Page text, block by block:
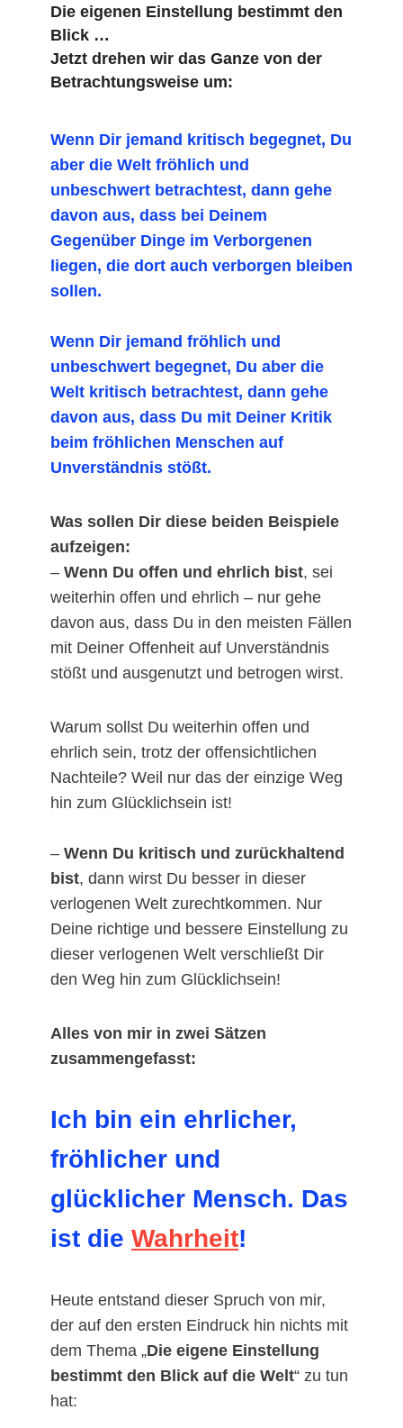
Die eigenen Einstellung bestimmt den
Blick …
Jetzt drehen wir das Ganze von der
Betrachtungsweise um:
Wenn Dir jemand kritisch begegnet, Du
aber die Welt fröhlich und
unbeschwert betrachtest, dann gehe
davon aus, dass bei Deinem
Gegenüber Dinge im Verborgenen
liegen, die dort auch verborgen bleiben
sollen.
Wenn Dir jemand fröhlich und
unbeschwert begegnet, Du aber die
Welt kritisch betrachtest, dann gehe
davon aus, dass Du mit Deiner Kritik
beim fröhlichen Menschen auf
Unverständnis stößt.
Was sollen Dir diese beiden Beispiele
aufzeigen:
– Wenn Du offen und ehrlich bist, sei
weiterhin offen und ehrlich – nur gehe
davon aus, dass Du in den meisten Fällen
mit Deiner Offenheit auf Unverständnis
stößt und ausgenutzt und betrogen wirst.
Warum sollst Du weiterhin offen und
ehrlich sein, trotz der offensichtlichen
Nachteile? Weil nur das der einzige Weg
hin zum Glücklichsein ist!
– Wenn Du kritisch und zurückhaltend
bist, dann wirst Du besser in dieser
verlogenen Welt zurechtkommen. Nur
Deine richtige und bessere Einstellung zu
dieser verlogenen Welt verschließt Dir
den Weg hin zum Glücklichsein!
Alles von mir in zwei Sätzen
zusammengefasst:
Ich bin ein ehrlicher,
fröhlicher und
glücklicher Mensch. Das
ist die Wahrheit!
Heute entstand dieser Spruch von mir,
der auf den ersten Eindruck hin nichts mit
dem Thema „Die eigene Einstellung
bestimmt den Blick auf die Welt“ zu tun
hat: